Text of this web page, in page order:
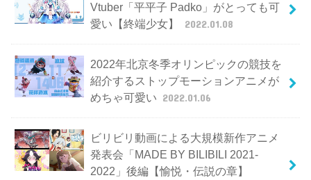
Vtuber「平平子 Padko」がとっても可
愛い【終端少女】
2022.01.08
2022年北京冬季オリンピックの競技を
紹介するストップモーションアニメが
めちゃ可愛い 2022.01.06
ビリビリ動画による大規模新作アニメ
発表会「MADE BY BILIBILI 2021-
2022」後編【愉悦・伝説の章】